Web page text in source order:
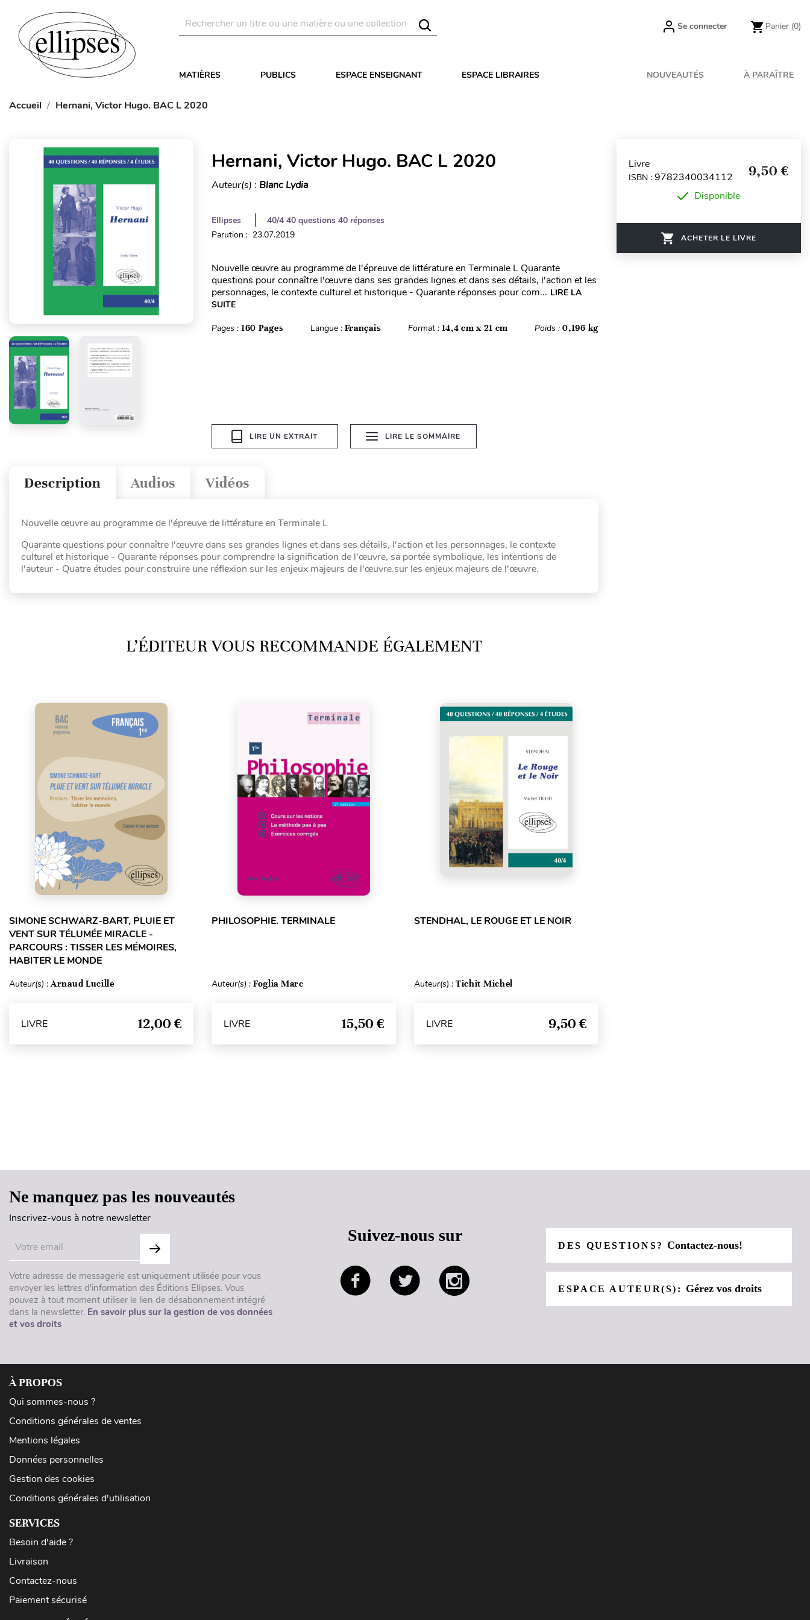
Se connecter Panier (0)
MATIÈRES PUBLICS ESPACE ENSEIGNANT ESPACE LIBRAIRES NOUVEAUTÉS À PARAÎTRE
Accueil Hernani, Victor Hugo. BAC L 2020
Hernani, Victor Hugo. BAC L 2020
Auteur(s) : Blanc Lydia
Ellipses
40/4 40 questions 40 réponses
Parution : 23.07.2019
Nouvelle œuvre au programme de l'épreuve de littérature en Terminale L Quarante
questions pour connaître l'œuvre dans ses grandes lignes et dans ses détails, l'action et les
personnages, le contexte culturel et historique - Quarante réponses pour com... LIRE LA
SUITE
Pages : 160 Pages Langue : Français Format : 14,4 cm x 21 cm Poids :0,196 kg
LIRE UN EXTRAIT LIRE LE SOMMAIRE
Vidéos
Audios
Description
Nouvelle œuvre au programme de l'épreuve de littérature en Terminale L
Quarante questions pour connaître l'œuvre dans ses grandes lignes et dans ses détails, l'action et les personnages, le contexte
culturel et historique - Quarante réponses pour comprendre la signification de l'œuvre, sa portée symbolique, les intentions de
l'auteur - Quatre études pour construire une réflexion sur les enjeux majeurs de l'œuvre.sur les enjeux majeurs de l'œuvre.
L’ÉDITEUR VOUS RECOMMANDE ÉGALEMENT
SIMONE SCHWARZ-BART, PLUIE ET
VENT SUR TÉLUMÉE MIRACLE -
PARCOURS : TISSER LES MÉMOIRES,
HABITER LE MONDE
Auteur(s) :Arnaud Lucille
LIVRE 12,00 €
PHILOSOPHIE. TERMINALE
Auteur(s) : Foglia Marc
LIVRE 15,50 €
STENDHAL, LE ROUGE ET LE NOIR
Auteur(s) : Tichit Michel
LIVRE 9,50 €
Livre
ISBN : 9782340034112 9,50 €
Disponible
ACHETER LE LIVRE
Ne manquez pas les nouveautés
Inscrivez-vous à notre newsletter
Votre adresse de messagerie est uniquement utilisée pour vous
envoyer les lettres d'information des Éditions Ellipses. Vous
pouvez à tout moment utiliser le lien de désabonnement intégré
dans la newsletter. En savoir plus sur la gestion de vos données
et vos droits
Suivez-nous sur
DES QUESTIONS?Contactez-nous!
ESPACE AUTEUR(S): Gérez vos droits
À PROPOS
Qui sommes-nous ?
Conditions générales de ventes
Mentions légales
Données personnelles
Gestion des cookies
Conditions générales d'utilisation
SERVICES
Besoin d'aide ?
Livraison
Contactez-nous
Paiement sécurisé